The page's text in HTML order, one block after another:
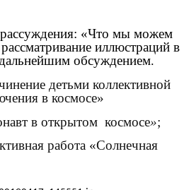
рассуждения: «Что мы можем
иллюстраций в
обсуждением.
детьми коллективной
в космосе»
в открытом космосе»;
работа «Солнечная